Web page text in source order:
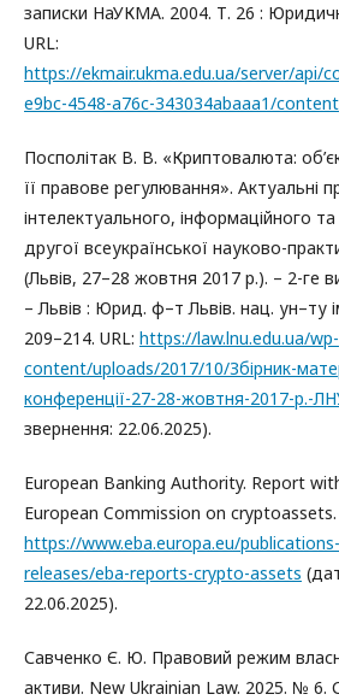
записки НаУКМА. 2004. Т. 26 :
URL:
https://ekmair.ukma.edu.ua/server/api/
e9bc-4548-a76c-343034abaaa1/content
Посполітак В. В. «Криптовалюта:
її правове регулювання». Актуальні
інтелектуального, інформаційного
другої всеукраїнської науково-
(Львів, 27–28 жовтня 2017 р.). – 2-ге
– Львів : Юрид. ф–т Львів. нац. ун–ту
209–214. URL: https://law.lnu.edu.ua/wp-
content/uploads/2017/10/Збірник-
конференції-27-28-жовтня-2017-р.-
звернення: 22.06.2025).
European Banking Authority. Report
European Commission on cryptoassets.
https://www.eba.europa.eu/
releases/eba-reports-crypto-assets
22.06.2025).
Савченко Є. Ю. Правовий режим
активи. New Ukrainian Law. 2025. № 6.